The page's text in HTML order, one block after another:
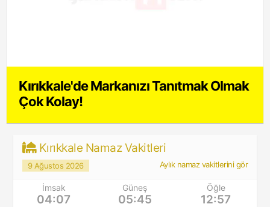
Kırıkkale'de Markanızı Tanıtmak Olmak
Çok Kolay!
Kırıkkale Namaz Vakitleri
9 Ağustos 2026 Aylık namaz vakitlerini gör
İmsak
04:07
Güneş
05:45
Öğle
12:57